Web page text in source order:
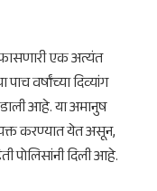
एक अत्यंत
वर्षांच्या दिव्यांग
आहे. या अमानुष
करण्यात येत असून,
पोलिसांनी दिली आहे.